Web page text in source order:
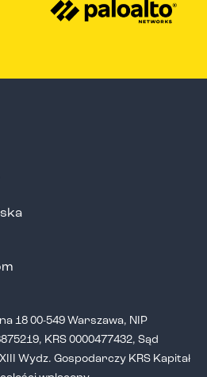
18 00-549 Warszawa, NIP
KRS 0000477432, Sąd
Wydz. Gospodarczy KRS Kapitał